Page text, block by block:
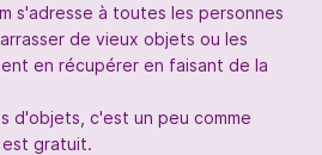
s'adresse à toutes les personnes
de vieux objets ou les
en récupérer en faisant de la
d'objets, c'est un peu comme
gratuit.